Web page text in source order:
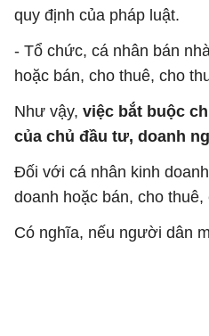
quy định của pháp luật.
- Tổ chức, cá nhân bán
hoặc bán, cho thuê, cho
Như vậy, việc bắt buộc
của chủ đầu tư, doanh
Đối với cá nhân kinh
doanh hoặc bán, cho
Có nghĩa, nếu người dân